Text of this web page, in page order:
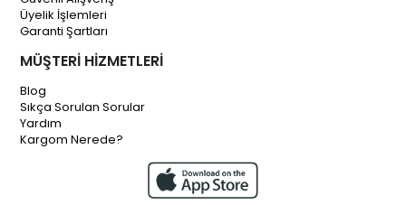
Üyelik İşlemleri
Garanti Şartları
MÜŞTERİ HİZMETLERİ
Blog
Sıkça Sorulan Sorular
Yardım
Kargom Nerede?